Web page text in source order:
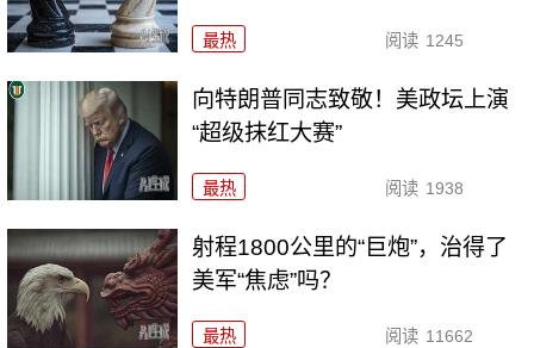
最热 阅读 1245
向特朗普同志致敬！美政坛上演
“超级抹红大赛”
最热 阅读 1938
射程1800公里的“巨炮”，治得了
美军“焦虑”吗？
最热 阅读 11662